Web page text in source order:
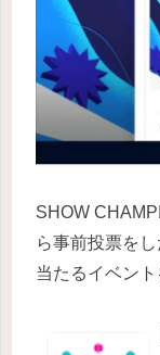
SHOW
ら事前投票を
当たるイベント